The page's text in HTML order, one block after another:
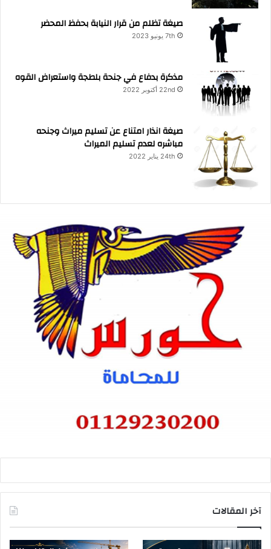
صيغة تظلم من قرار النيابة بحفظ المحضر
7th يونيو 2023
مذكرة بدفاع في جنحة بلطجة واستعراض القوه
22nd أكتوبر 2022
صيغة انذار امتناع عن تسليم ميراث وجنحه
مباشره لعدم تسليم الميراث
24th يناير 2022
آخر المقالات